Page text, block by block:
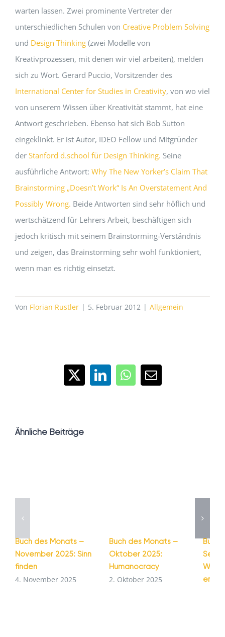
warten lassen. Zwei prominente Vertreter der
unterschiedlichen Schulen von Creative Problem Solving
und Design Thinking(zwei Modelle von
Kreativprozessen, mit denen wir viel arbeiten), melden
sich zu Wort. Gerard Puccio, Vorsitzender des
International Center for Studies in Creativity, von wo viel
von unserem Wissen über Kreativität stammt, hat eine
Antwort geschrieben. Ebenso hat sich Bob Sutton
eingeklinkt. Er ist Autor, IDEO Fellow und Mitgründer
der Stanford d.school für Design Thinking. Seine
ausführliche Antwort: Why The New Yorker’s Claim That
Brainstorming „Doesn’t Work“ Is An Overstatement And
Possibly Wrong. Beide Antworten sind sehr höflich und
wertschätzend für Lehrers Arbeit, beschäftigen sich
jedoch kritisch mit seinem Brainstorming-Verständnis
und zeigen, das Brainstorming sehr wohl funktioniert,
wenn man es richtig einsetzt.
Von Florian Rustler | 5. Februar 2012 | Allgemein
X LinkedInWhatsApp
E-
Ähnliche Beiträge
Buch des Monats –
November 2025: Sinn
finden
4. November 2025
Buch des Monats –
Oktober 2025:
Humanocracy
2. Oktober 2025
Buch
Wie